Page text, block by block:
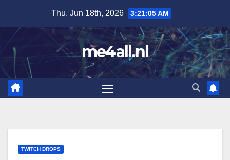
content
Thu. Jun 18th, 2026 3:21:06 AM
me4all.nl
TWITCH DROPS